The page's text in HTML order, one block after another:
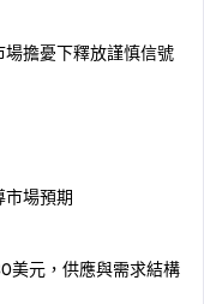
擔憂下釋放謹慎信號
市場預期
美元，供應與需求結構